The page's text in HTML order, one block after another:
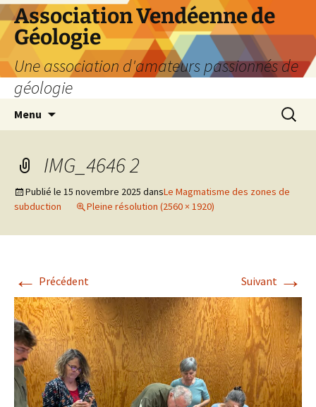
Aller
au
contenu
Association Vendéenne de
Géologie
Une association d'amateurs passionnés de
géologie
Menu
IMG_4646 2
Publié le 15 novembre 2025 dansLe Magmatisme des zones de
subduction
Pleine résolution (2560 × 1920)
← Précédent Suivant →